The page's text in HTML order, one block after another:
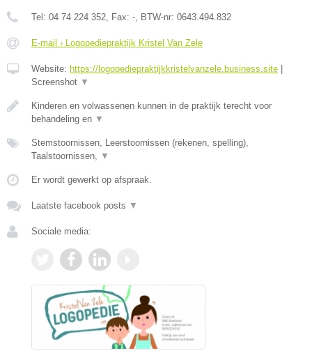
Tel: 04 74 224 352, Fax: -, BTW-nr: 0643.494.832
E-mail › Logopediepraktijk Kristel Van Zele
Website: https://logopediepraktijkkristelvanzele.business.site
Screenshot ▼
Kinderen en volwassenen kunnen in de praktijk terecht voor
behandeling en ▼
Stemstoornissen, Leerstoornissen (rekenen, spelling),
Taalstoornissen, ▼
Er wordt gewerkt op afspraak.
Laatste facebook posts ▼
Sociale media: